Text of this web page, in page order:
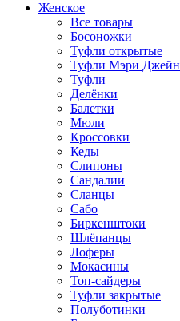
Женское
Все товары
Босоножки
Туфли открытые
Туфли Мэри Джейн
Туфли
Делёнки
Балетки
Мюли
Кроссовки
Кеды
Слипоны
Сандалии
Сланцы
Сабо
Биркенштоки
Шлёпанцы
Лоферы
Мокасины
Топ-сайдеры
Туфли закрытые
Полуботинки